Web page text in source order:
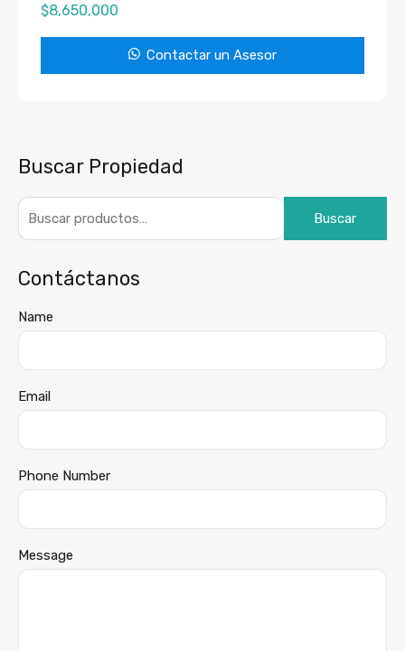
$8,650,000
Contactar un Asesor
Buscar Propiedad
Buscar
Contáctanos
Name
Email
Phone Number
Message